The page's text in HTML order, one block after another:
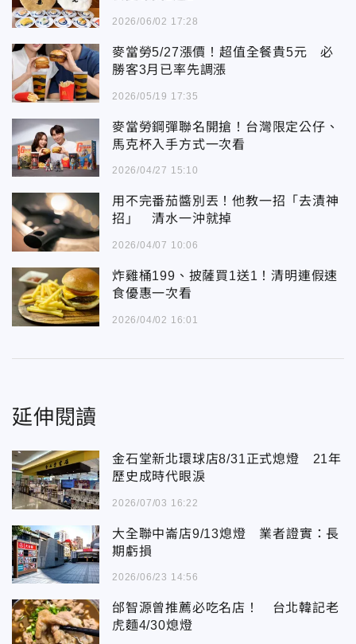
2026/06/02 17:28
麥當勞5/27漲價！超值全餐貴5元 必
勝客3月已率先調漲
2026/05/19 17:35
麥當勞鋼彈聯名開搶！台灣限定公仔、
馬克杯入手方式一次看
2026/04/27 15:10
用不完番茄醬別丟！他教一招「去漬神
招」 清水一沖就掉
2026/04/07 10:06
炸雞桶199、披薩買1送1！清明連假速
食優惠一次看
2026/04/02 16:01
延伸閱讀
金石堂新北環球店8/31正式熄燈 21年
歷史成時代眼淚
2026/07/03 16:22
大全聯中崙店9/13熄燈 業者證實：長
期虧損
2026/06/23 14:56
邰智源曾推薦必吃名店！ 台北韓記老
虎麵4/30熄燈